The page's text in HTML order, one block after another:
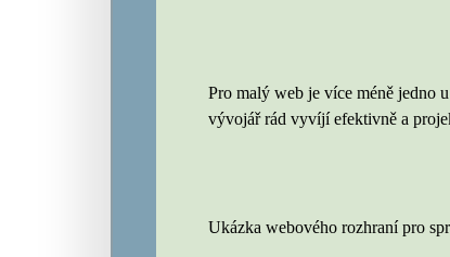
Pro malý web je více méně jedno
vývojář rád vyvíjí efektivně a
Ukázka webového rozhraní pro